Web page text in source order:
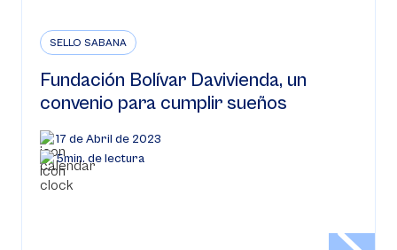
SELLO SABANA
Fundación Bolívar Davivienda, un
convenio para cumplir sueños
17 de Abril de 2023
5min. de lectura